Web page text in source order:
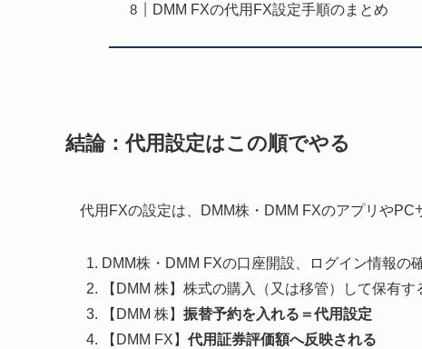
DMM FXの代用FX設定手順のまとめ
結論：代用設定はこの順でやる
代用FXの設定は、DMM株・DMM FXのアプリやPC
DMM株・DMM FXの口座開設、ログイン情報の
【DMM 株】株式の購入（又は移管）して保有す
【DMM 株】 振替予約を入れる＝代用設定
【DMM FX】 代用証券評価額へ反映される